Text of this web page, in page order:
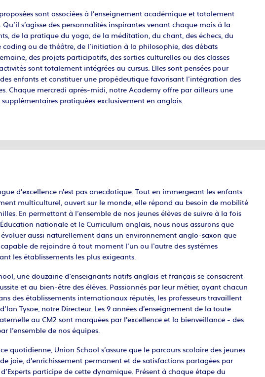
sont associées à l’enseignement académique et totalement
Qu’il s’agisse des personnalités inspirantes venant chaque mois à la
de la pratique du yoga, de la méditation, du chant, des échecs, du
coding ou de théâtre, de l’initiation à la philosophie, des débats
des projets participatifs, des sorties culturelles ou des classes
sont totalement intégrées au cursus. Elles sont pensées pour
enfants et constituer une propédeutique favorisant l’intégration des
Chaque mercredi après-midi, notre Academy offre par ailleurs une
supplémentaires pratiquées exclusivement en anglais.
d’excellence n’est pas anecdotique. Tout en immergeant les enfants
multiculturel, ouvert sur le monde, elle répond au besoin de mobilité
En permettant à l’ensemble de nos jeunes élèves de suivre à la fois
nationale et le Curriculum anglais, nous nous assurons que
aussi naturellement dans un environnement anglo-saxon que
de rejoindre à tout moment l’un ou l’autre des systèmes
les établissements les plus exigeants.
une douzaine d’enseignants natifs anglais et français se consacrent
et au bien-être des élèves. Passionnés par leur métier, ayant chacun
des établissements internationaux réputés, les professeurs travaillent
Tysoe, notre Directeur. Les 9 années d’enseignement de la toute
au CM2 sont marquées par l’excellence et la bienveillance - des
l’ensemble de nos équipes.
quotidienne, Union School s’assure que le parcours scolaire des jeunes
joie, d’enrichissement permanent et de satisfactions partagées par
participe de cette dynamique. Présent à chaque étape du